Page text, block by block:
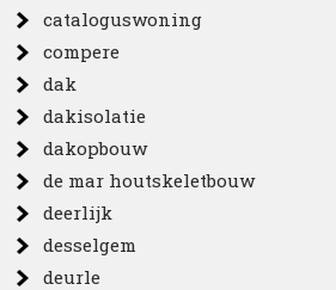
cataloguswoning
compere
dak
dakisolatie
dakopbouw
de mar houtskeletbouw
deerlijk
desselgem
deurle